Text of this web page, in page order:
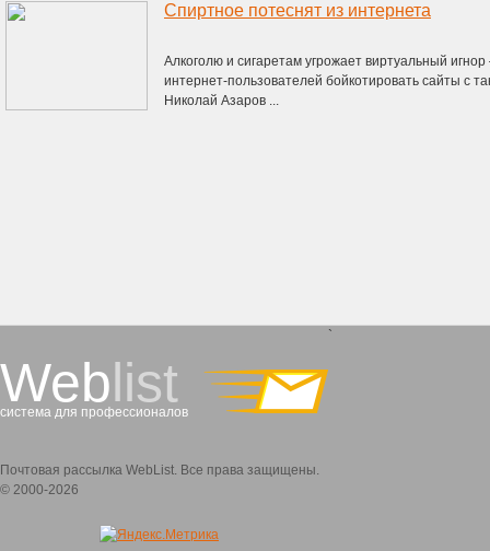
Спиртное потеснят из интернета
Алкоголю и сигаретам угрожает виртуальный
интернет-пользователей бойкотировать сайты с
Николай Азаров ...
Weblist
система для профессионалов
`
Почтовая рассылка WebList. Все права защищены.
© 2000-2026